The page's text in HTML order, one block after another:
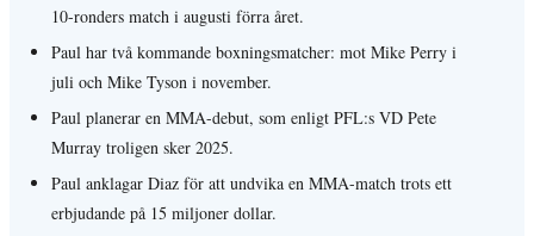
10-ronders match i augusti förra året.
Paul har två kommande boxningsmatcher: mot Mike Perry i
juli och Mike Tyson i november.
Paul planerar en MMA-debut, som enligt PFL:s VD Pete
Murray troligen sker 2025.
Paul anklagar Diaz för att undvika en MMA-match trots ett
erbjudande på 15 miljoner dollar.